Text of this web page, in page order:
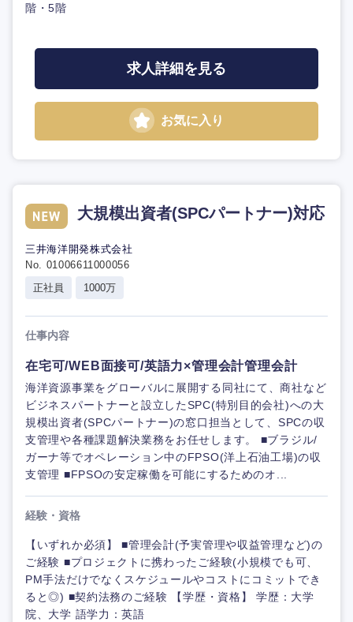
階・5階
求人詳細を見る
お気に入り
大規模出資者(SPCパートナー)対応
三井海洋開発株式会社
No. 01006611000056
正社員
1000万
仕事内容
在宅可/WEB面接可/英語力×管理会計管理会計
海洋資源事業をグローバルに展開する同社にて、商社など
ビジネスパートナーと設立したSPC(特別目的会社)への大
規模出資者(SPCパートナー)の窓口担当として、SPCの収
支管理や各種課題解決業務をお任せします。 ■ブラジル/
ガーナ等でオペレーション中のFPSO(洋上石油工場)の収
支管理 ■FPSOの安定稼働を可能にするためのオ...
経験・資格
【いずれか必須】 ■管理会計(予実管理や収益管理など)の
ご経験 ■プロジェクトに携わったご経験(小規模でも可、
PM手法だけでなくスケジュールやコストにコミットでき
ると◎) ■契約法務のご経験 【学歴・資格】 学歴：大学
院、大学 語学力：英語